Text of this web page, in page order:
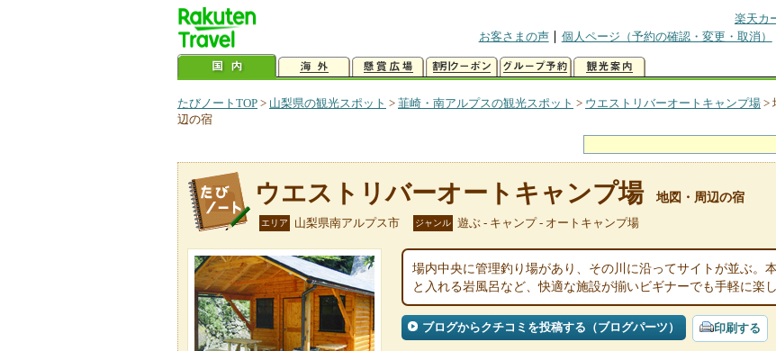
楽天カ
お客さまの声
個人ページ（予約の確認・変更・取消）
たびノートTOP > 山梨県の観光スポット > 韮崎・南アルプスの観光スポット > ウエストリバーオートキャンプ場 >
辺の宿
ウエストリバーオートキャンプ場 地図・周辺の宿
エリア 山梨県南アルプス市 ジャンル 遊ぶ - キャンプ - オートキャンプ場
場内中央に管理釣り場があり、その川に沿ってサイトが並ぶ。
と入れる岩風呂など、快適な施設が揃いビギナーでも手軽に楽し
ブログからクチコミを投稿する（ブログパーツ） 印刷する